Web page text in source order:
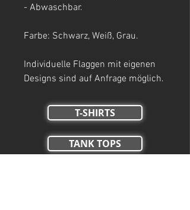
- Abwaschbar.
Farbe: Schwarz, Weiß, Grau.
Individuelle Flaggen mit eigenen
Designs sind auf Anfrage möglich.
T-SHIRTS
TANK TOPS